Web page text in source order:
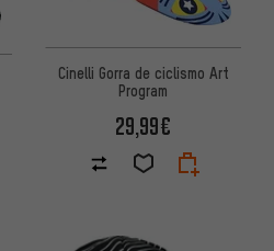
Cinelli Gorra de ciclismo Art
Program
29,99€